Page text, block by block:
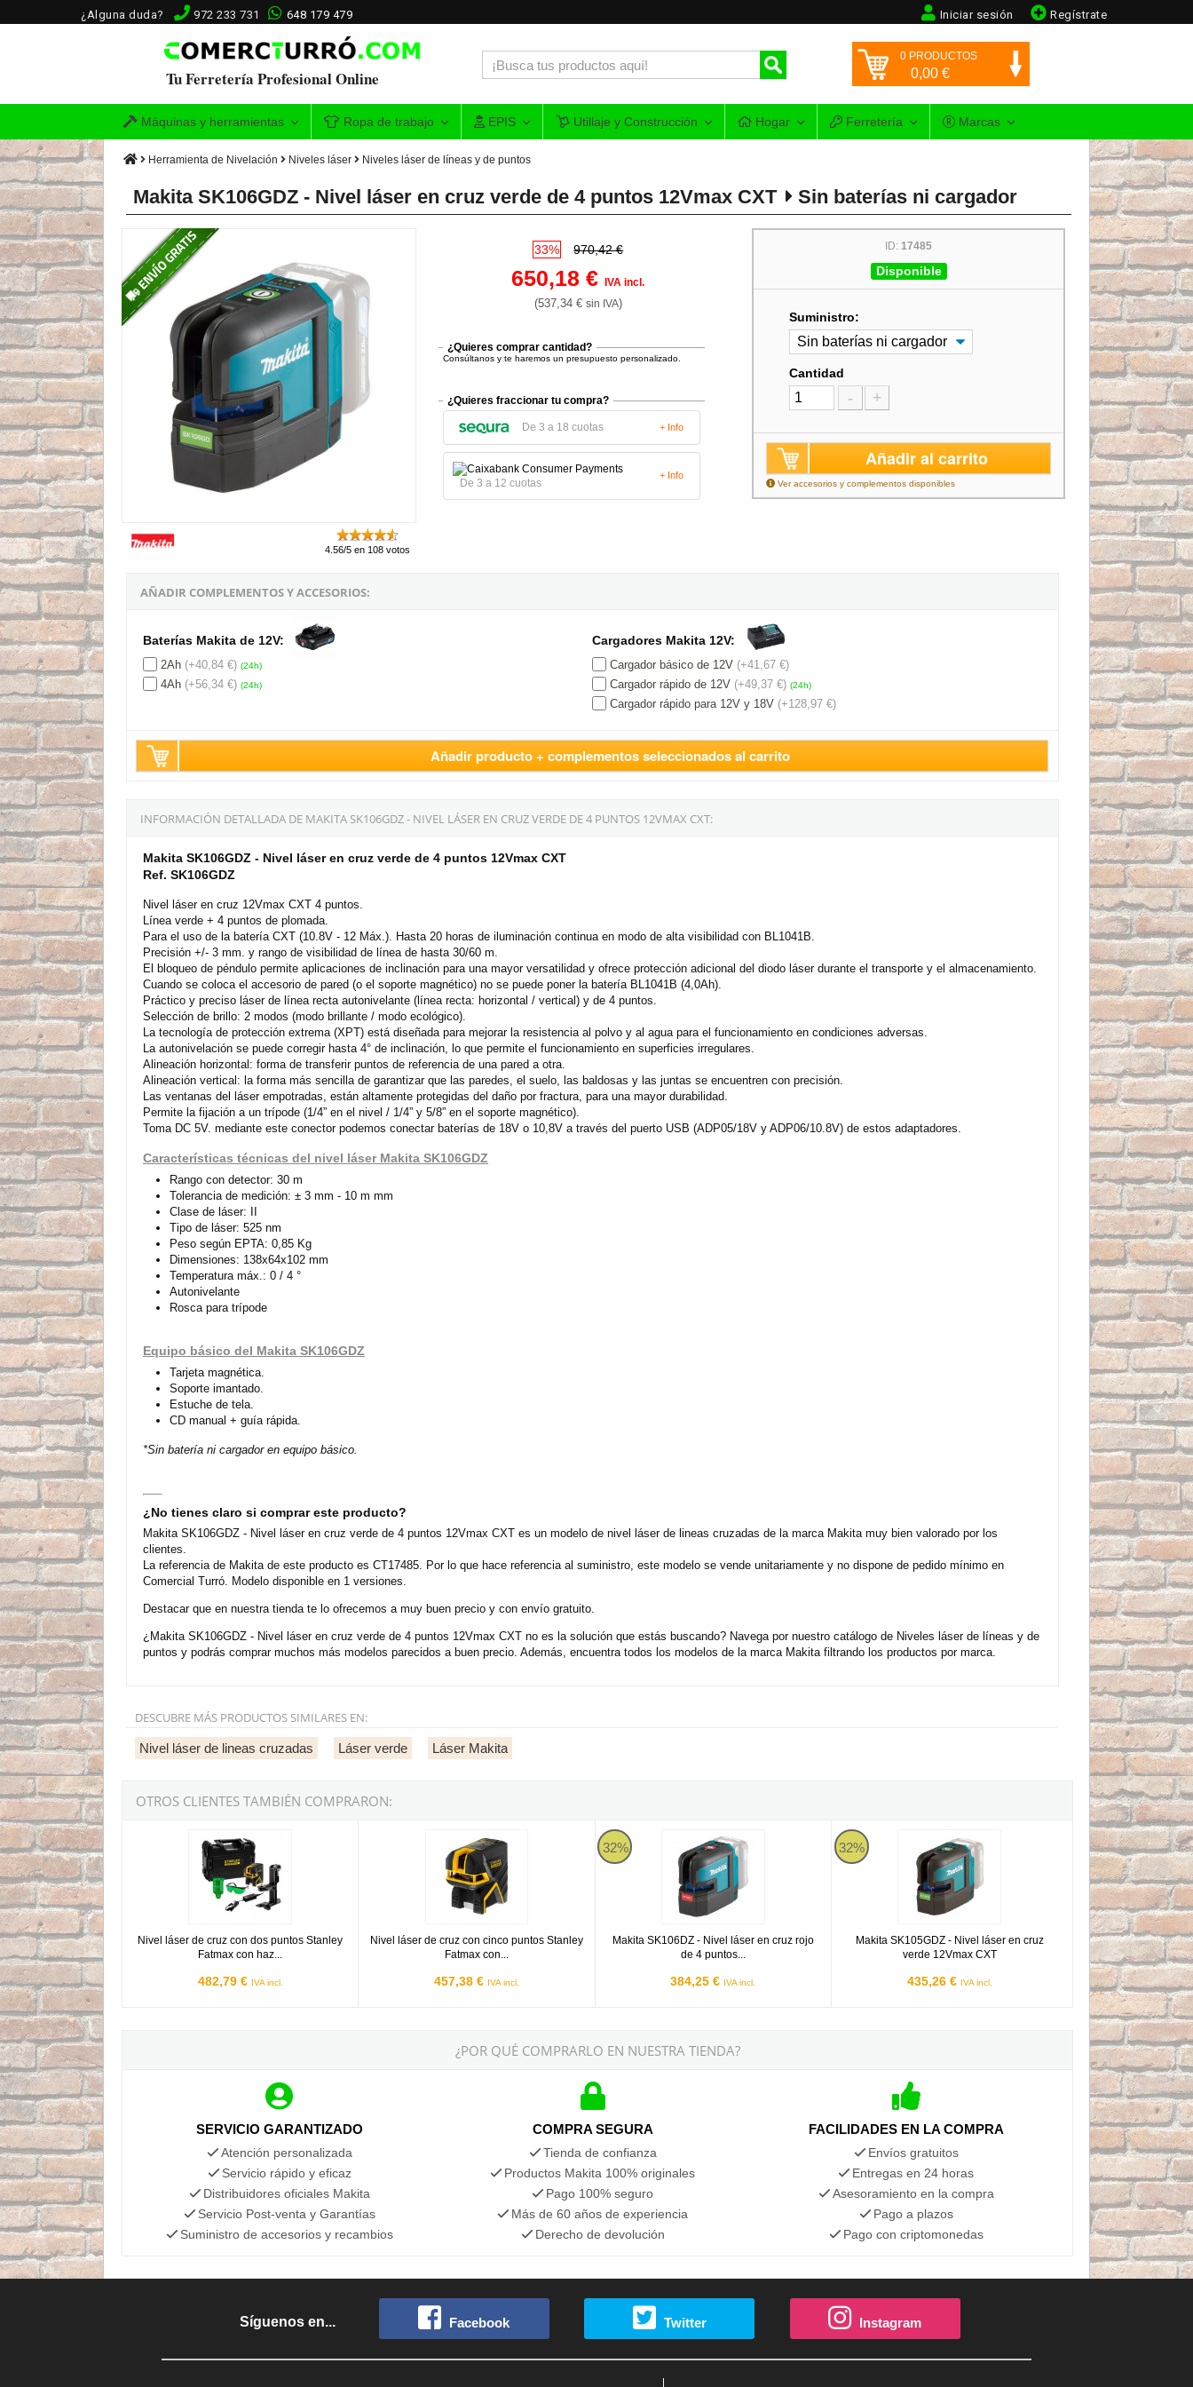
¿Alguna duda? 972 233 731 648 179 479 Regístrate
Iniciar sesión
Tu Ferretería Profesional Online
0 PRODUCTOS
0,00 €
Máquinas y herramientas Ropa de trabajo EPIS Utillaje y Construcción Hogar Ferretería Marcas
Herramienta de Nivelación Niveles láser Niveles láser de líneas y de puntos
Makita SK106GDZ - Nivel láser en cruz verde de 4 puntos 12Vmax CXT Sin baterías ni cargador
4.56/5 en 108 votos
33% 970,42 €
650,18 €IVA incl.
(537,34 € sin IVA)
¿Quieres comprar cantidad?
Consúltanos y te haremos un presupuesto personalizado.
¿Quieres fraccionar tu compra?
De 3 a 18 cuotas + Info
De 3 a 12 cuotas
+ Info
ID:17485
Disponible
Suministro:
Cantidad
- +
Añadir al carrito
Ver accesorios y complementos disponibles
AÑADIR COMPLEMENTOS Y ACCESORIOS:
Baterías Makita de 12V:
2Ah (+40,84 €) (24h)
4Ah (+56,34 €) (24h)
Cargadores Makita 12V:
Cargador básico de 12V (+41,67 €)
Cargador rápido de 12V (+49,37 €) (24h)
Cargador rápido para 12V y 18V (+128,97 €)
Añadir producto + complementos seleccionados al carrito
INFORMACIÓN DETALLADA DE MAKITA SK106GDZ - NIVEL LÁSER EN CRUZ VERDE DE 4 PUNTOS 12VMAX CXT:
Makita SK106GDZ - Nivel láser en cruz verde de 4 puntos 12Vmax CXT
Ref. SK106GDZ
Nivel láser en cruz 12Vmax CXT 4 puntos.
Línea verde + 4 puntos de plomada.
Para el uso de la batería CXT (10.8V - 12 Máx.). Hasta 20 horas de iluminación continua en modo de alta visibilidad con BL1041B.
Precisión +/- 3 mm. y rango de visibilidad de línea de hasta 30/60 m.
El bloqueo de péndulo permite aplicaciones de inclinación para una mayor versatilidad y ofrece protección adicional del diodo láser durante el transporte y el almacenamiento.
Cuando se coloca el accesorio de pared (o el soporte magnético) no se puede poner la batería BL1041B (4,0Ah).
Práctico y preciso láser de línea recta autonivelante (línea recta: horizontal / vertical) y de 4 puntos.
Selección de brillo: 2 modos (modo brillante / modo ecológico).
La tecnología de protección extrema (XPT) está diseñada para mejorar la resistencia al polvo y al agua para el funcionamiento en condiciones adversas.
La autonivelación se puede corregir hasta 4° de inclinación, lo que permite el funcionamiento en superficies irregulares.
Alineación horizontal: forma de transferir puntos de referencia de una pared a otra.
Alineación vertical: la forma más sencilla de garantizar que las paredes, el suelo, las baldosas y las juntas se encuentren con precisión.
Las ventanas del láser empotradas, están altamente protegidas del daño por fractura, para una mayor durabilidad.
Permite la fijación a un trípode (1/4” en el nivel / 1/4” y 5/8” en el soporte magnético).
Toma DC 5V. mediante este conector podemos conectar baterías de 18V o 10,8V a través del puerto USB (ADP05/18V y ADP06/10.8V) de estos adaptadores.
Características técnicas del nivel láser Makita SK106GDZ
Rango con detector: 30 m
Tolerancia de medición: ± 3 mm - 10 m mm
Clase de láser: II
Tipo de láser: 525 nm
Peso según EPTA: 0,85 Kg
Dimensiones: 138x64x102 mm
Temperatura máx.: 0 / 4 °
Autonivelante
Rosca para trípode
Equipo básico del Makita SK106GDZ
Tarjeta magnética.
Soporte imantado.
Estuche de tela.
CD manual + guía rápida.
*Sin batería ni cargador en equipo básico.
¿No tienes claro si comprar este producto?
Makita SK106GDZ - Nivel láser en cruz verde de 4 puntos 12Vmax CXT es un modelo de nivel láser de lineas cruzadas de la marca Makita muy bien valorado por los
clientes.
La referencia de Makita de este producto es CT17485. Por lo que hace referencia al suministro, este modelo se vende unitariamente y no dispone de pedido mínimo en
Comercial Turró. Modelo disponible en 1 versiones.
Destacar que en nuestra tienda te lo ofrecemos a muy buen precio y con envío gratuito.
¿Makita SK106GDZ - Nivel láser en cruz verde de 4 puntos 12Vmax CXT no es la solución que estás buscando? Navega por nuestro catálogo de Niveles láser de líneas y de
puntos y podrás comprar muchos más modelos parecidos a buen precio. Además, encuentra todos los modelos de la marca Makita filtrando los productos por marca.
DESCUBRE MÁS PRODUCTOS SIMILARES EN:
Nivel láser de lineas cruzadas Láser verde Láser Makita
OTROS CLIENTES TAMBIÉN COMPRARON:
Nivel láser de cruz con dos puntos Stanley
Fatmax con haz...
482,79 € IVA incl.
Nivel láser de cruz con cinco puntos Stanley
Fatmax con...
457,38 € IVA incl.
Nivel láser de cruz con cinco puntos Stanley Fatmax con haz verde
32%
Makita SK106DZ - Nivel láser en cruz rojo
de 4 puntos...
384,25 € IVA incl.
Makita SK106DZ - Nivel láser en cruz rojo de 4 puntos 12Vmax CXT
32%
Makita SK105GDZ - Nivel láser en cruz
verde 12Vmax CXT
435,26 € IVA incl.
Makita SK105GDZ - Nivel láser en cruz verde 12Vmax CXT
¿POR QUÉ COMPRARLO EN NUESTRA TIENDA?
SERVICIO GARANTIZADO
Atención personalizada
Servicio rápido y eficaz
Distribuidores oficiales Makita
Servicio Post-venta y Garantías
Suministro de accesorios y recambios
COMPRA SEGURA
Tienda de confianza
Productos Makita 100% originales
Pago 100% seguro
Más de 60 años de experiencia
Derecho de devolución
FACILIDADES EN LA COMPRA
Envíos gratuitos
Entregas en 24 horas
Asesoramiento en la compra
Pago a plazos
Pago con criptomonedas
Síguenos en... Facebook Twitter Instagram